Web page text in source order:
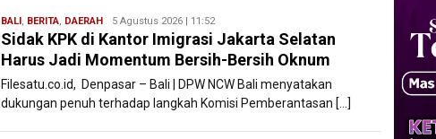
BALI BERITA DAERAH Bentar
Bali
5 Agustus 2026 | 11:52
Sidak KPK di Kantor Imigrasi Jakarta Selatan
Harus Jadi Momentum Bersih-Bersih Oknum
Filesatu.co.id, Denpasar – Bali | DPW NCW Bali menyatakan
dukungan penuh terhadap langkah Komisi Pemberantasan […]